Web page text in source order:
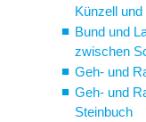
Künzell und
Bund und
zwischen
Geh- und
Geh- und
Steinbuch